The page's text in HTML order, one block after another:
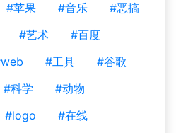
#苹果 #音乐
#恶搞
#艺术
#百度
#工具
#谷歌
#科学
#动物
#logo
#在线